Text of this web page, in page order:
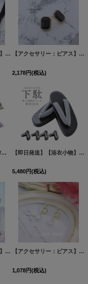
[HA10004-
【アクセサリー：ピアス】ベロアリボン/パール/ピアス【Fサイズ/1カラー】[OF02] 【アクセサリー：ピアス】ラインストーン/ デコレーション/ ピアス【Fサイズ/1カラー】[OF02]
2,178円(税込)
[ GETA-MS-32-ok ]
【即日発送】【浴衣小物/扇子】フラワー柄扇子【4カラー】[OF04] 【即日発送】【浴衣小物】シンプル無地桐下駄 単品 [OF04]
5,480円(税込)
【アクセサリー：ピアス】タッセルシェルピアス[FB01] [
【アクセサリー：ピアス】ドロップパールピアス[FB01]
1,078円(税込)